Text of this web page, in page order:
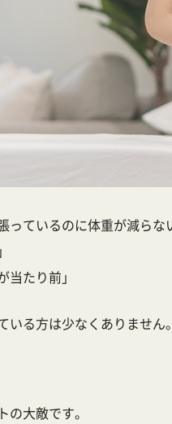
っているのに体重が減らな
当たり前」
いる方は少なくありません。
の大敵です。